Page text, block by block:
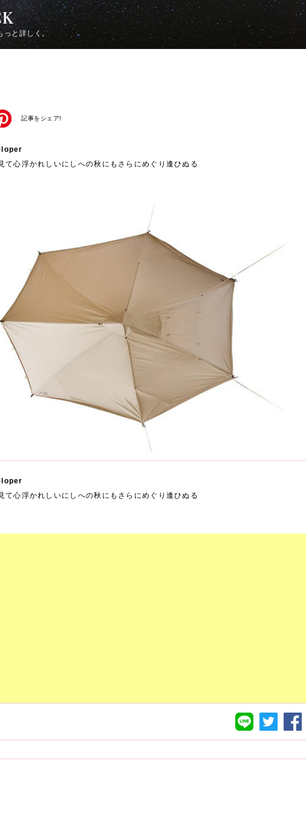
っと詳しく。
記事をシェア!
て心浮かれしいにしへの秋にもさらにめぐり逢ひぬる
て心浮かれしいにしへの秋にもさらにめぐり逢ひぬる